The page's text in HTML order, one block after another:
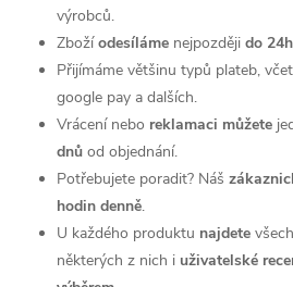
výrobců.
Zbožíodesíláme nejpozději do 24h
Přijímáme většinu typů plateb,
google pay a dalších.
Vrácení nebo reklamaci můžete
dnů od objednání.
Potřebujete poradit? Náš
hodin denně.
U každého produktu najdete
některých z nich i uživatelské